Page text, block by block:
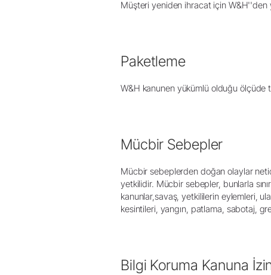
Müşteri yeniden ihracat için W&H''den
Paketleme
W&H kanunen yükümlü olduğu ölçüde
Mücbir Sebepler
Mücbir sebeplerden doğan olaylar
yetkilidir. Mücbir sebepler, bunlarla
kanunlar,savaş, yetkililerin eylemleri,
kesintileri, yangın, patlama, sabotaj,
Bilgi Koruma Kanuna